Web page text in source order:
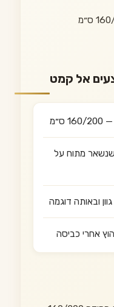
אל קמט
שנשאר מתוח על
ובאותה דוגמה
אחרי כביסה